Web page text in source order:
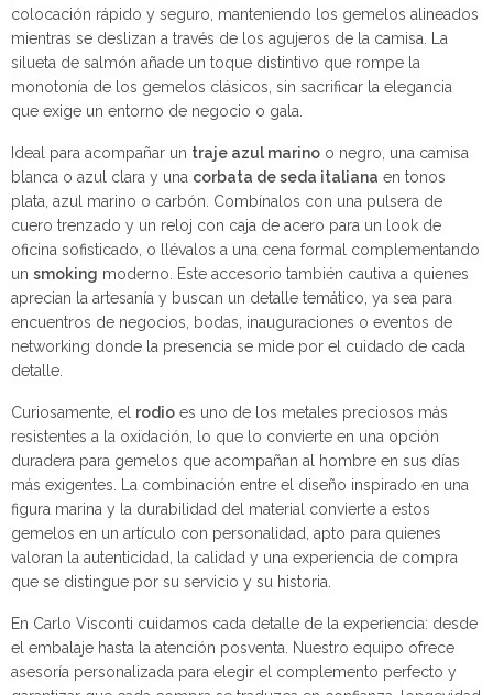
colocación rápido y seguro, manteniendo los gemelos alineados
mientras se deslizan a través de los agujeros de la camisa. La
silueta de salmón añade un toque distintivo que rompe la
monotonía de los gemelos clásicos, sin sacrificar la elegancia
que exige un entorno de negocio o gala.
Ideal para acompañar un traje azul marino o negro, una camisa
blanca o azul clara y una corbata de seda italiana en tonos
plata, azul marino o carbón. Combínalos con una pulsera de
cuero trenzado y un reloj con caja de acero para un look de
oficina sofisticado, o llévalos a una cena formal complementando
un smoking moderno. Este accesorio también cautiva a quienes
aprecian la artesanía y buscan un detalle temático, ya sea para
encuentros de negocios, bodas, inauguraciones o eventos de
networking donde la presencia se mide por el cuidado de cada
detalle.
Curiosamente, el rodio es uno de los metales preciosos más
resistentes a la oxidación, lo que lo convierte en una opción
duradera para gemelos que acompañan al hombre en sus días
más exigentes. La combinación entre el diseño inspirado en una
figura marina y la durabilidad del material convierte a estos
gemelos en un artículo con personalidad, apto para quienes
valoran la autenticidad, la calidad y una experiencia de compra
que se distingue por su servicio y su historia.
En Carlo Visconti cuidamos cada detalle de la experiencia: desde
el embalaje hasta la atención posventa. Nuestro equipo ofrece
asesoría personalizada para elegir el complemento perfecto y